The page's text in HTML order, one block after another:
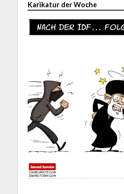
Karikatur der Woche